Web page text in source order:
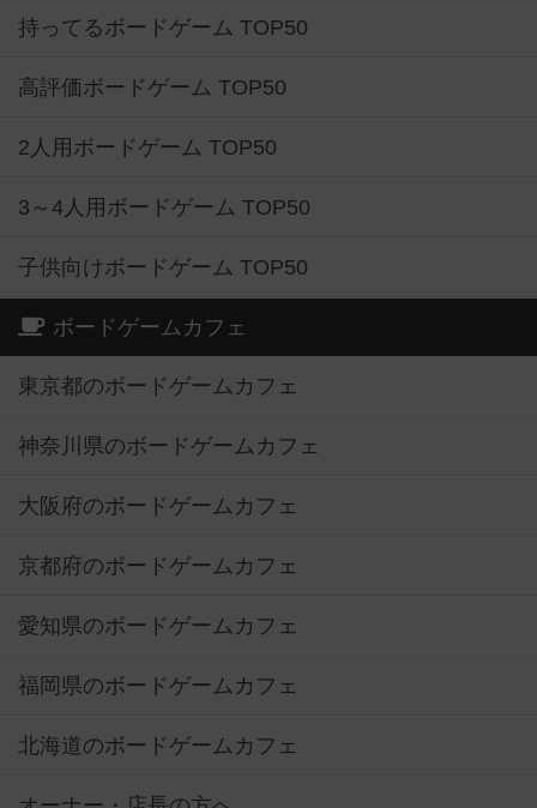
持ってるボードゲーム TOP50
高評価ボードゲーム TOP50
2人用ボードゲーム TOP50
3～4人用ボードゲーム TOP50
子供向けボードゲーム TOP50
ボードゲームカフェ
東京都のボードゲームカフェ
神奈川県のボードゲームカフェ
大阪府のボードゲームカフェ
京都府のボードゲームカフェ
愛知県のボードゲームカフェ
福岡県のボードゲームカフェ
北海道のボードゲームカフェ